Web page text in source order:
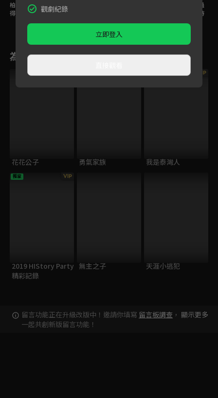
柏翰超直球告白 順利抱
得美人歸！
陳柏文初為人父卻錯過
女兒「小洋蔥」誕生時
為您推薦
花花公子 勇氣家族
VIP
我是泰灣人
VIP
獨家
2019 HIStory Party
精彩記錄
無主之子 天涯小逃犯
留言功能正在升級改版中！邀請你填寫 留言板調查 ，
一起共創新版留言功能！
顯示更多
觀劇紀錄
立即登入